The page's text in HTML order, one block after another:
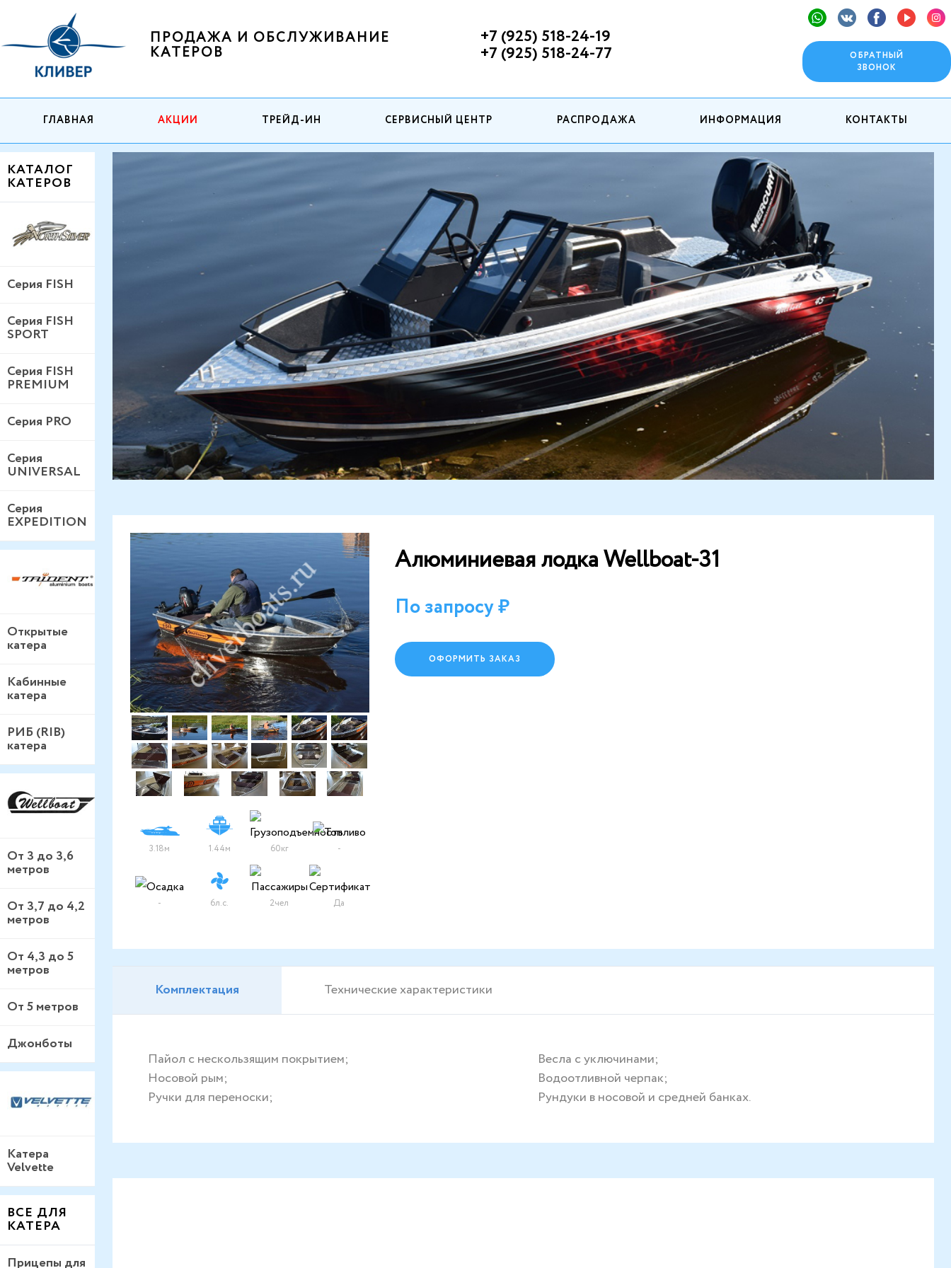
ПРОДАЖА И ОБСЛУЖИВАНИЕ
КАТЕРОВ
+7 (925) 518-24-19
+7 (925) 518-24-77
ОБРАТНЫЙ
ЗВОНОК
ГЛАВНАЯ АКЦИИ ТРЕЙД-ИН СЕРВИСНЫЙ ЦЕНТР РАСПРОДАЖА ИНФОРМАЦИЯ КОНТАКТЫ
КАТАЛОГ
КАТЕРОВ
Серия FISH
Серия FISH
SPORT
Серия FISH
PREMIUM
Серия PRO
Серия
UNIVERSAL
Серия
EXPEDITION
Открытые
катера
Кабинные
катера
РИБ (RIB)
катера
От 3 до 3,6
метров
От 3,7 до 4,2
метров
От 4,3 до 5
метров
От 5 метров
Джонботы
Катера
Velvette
ВСЕ ДЛЯ
КАТЕРА
Прицепы для
3.18м 1.44м 60кг -
- 6л.с. 2чел Да
Алюминиевая лодка Wellboat-31
По запросу
ОФОРМИТЬ ЗАКАЗ
Комплектация Технические характеристики
Пайол с нескользящим покрытием;
Носовой рым;
Ручки для переноски;
Весла с уключинами;
Водоотливной черпак;
Рундуки в носовой и средней банках.